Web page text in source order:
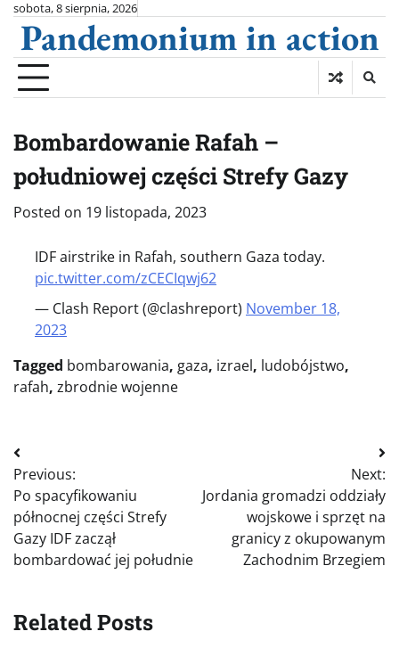
Skip
content
sobota, 8 sierpnia, 2026
Pandemonium in action
Bombardowanie Rafah –
południowej części Strefy Gazy
Posted on 19 listopada, 2023
IDF airstrike in Rafah, southern Gaza today.
pic.twitter.com/zCECIqwj62
— Clash Report (@clashreport) November 18,
2023
Tagged bombarowania, gaza, izrael, ludobójstwo,
rafah, zbrodnie wojenne
Nawigacja
wpisu
Previous:
Po spacyfikowaniu
północnej części Strefy
Gazy IDF zaczął
bombardować jej południe
Next:
Jordania gromadzi oddziały
wojskowe i sprzęt na
granicy z okupowanym
Zachodnim Brzegiem
Related Posts